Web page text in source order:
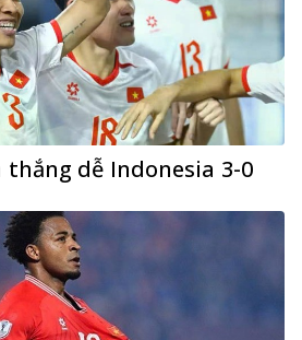
dễ Indonesia 3-0